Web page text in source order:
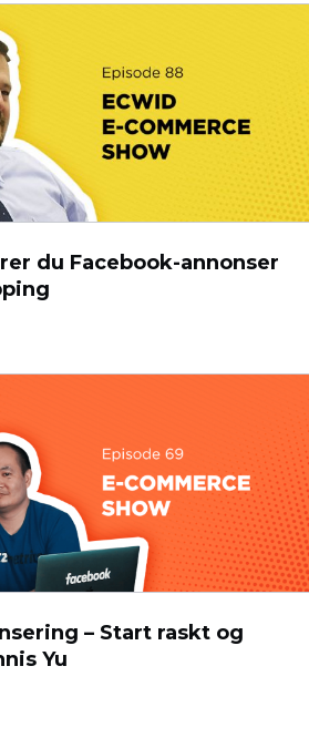
du Facebook-annonser
– Start raskt og
Yu